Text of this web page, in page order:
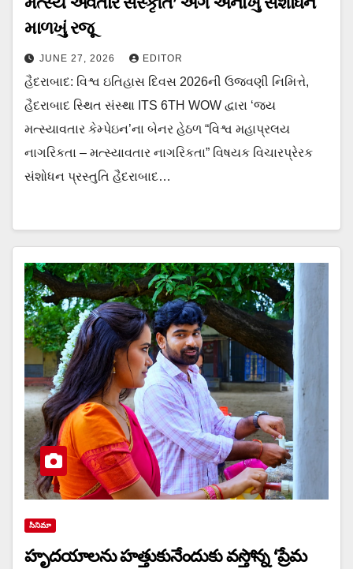
માળખું રજૂ
JUNE 27, 2026 EDITOR
હૈદરાબાદ: વિશ્વ ઇતિહાસ દિવસ 2026ની ઉજવણી નિમિત્તે,
હૈદરાબાદ સ્થિત સંસ્થા ITS 6TH WOW દ્વારા ‘જય
મત્સ્યાવતાર કેમ્પેઇન’ના બેનર હેઠળ “વિશ્વ મહાપ્રલય
નાગરિકતા – મત્સ્યાવતાર નાગરિકતા” વિષયક વિચારપ્રેરક
સંશોધન પ્રસ્તુતિ હૈદરાબાદ…
సినిమా
హృదయాలను హత్తుకునేందుకు వస్తోన్న ‘ప్రేమ